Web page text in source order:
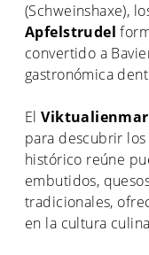
(Schweinshaxe),
Apfelstrudel
convertido a
gastronómica
El
para descubrir
histórico reúne
embutidos,
tradicionales,
en la cultura